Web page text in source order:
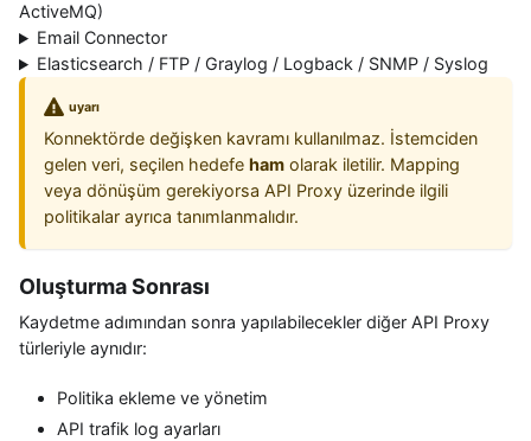
ActiveMQ)
Email Connector
Elasticsearch / FTP / Graylog / Logback / SNMP / Syslog
uyarı
Konnektörde değişken kavramı kullanılmaz. İstemciden
gelen veri, seçilen hedefe ham olarak iletilir. Mapping
veya dönüşüm gerekiyorsa API Proxy üzerinde ilgili
politikalar ayrıca tanımlanmalıdır.
Oluşturma Sonrası
Kaydetme adımından sonra yapılabilecekler diğer API Proxy
türleriyle aynıdır:
Politika ekleme ve yönetim
API trafik log ayarları